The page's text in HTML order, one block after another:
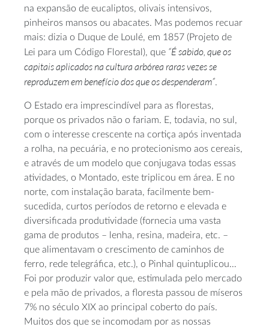
na expansão de eucaliptos, olivais intensivos,
pinheiros mansos ou abacates. Mas podemos recuar
mais: dizia o Duque de Loulé, em 1857 (Projeto de
Lei para um Código Florestal), que “É sabido, que os
capitais aplicados na cultura arbórea raras vezes se
reproduzem em benefício dos que os despenderam”.
O Estado era imprescindível para as florestas,
porque os privados não o fariam. E, todavia, no sul,
com o interesse crescente na cortiça após inventada
a rolha, na pecuária, e no protecionismo aos cereais,
e através de um modelo que conjugava todas essas
atividades, o Montado, este triplicou em área. E no
norte, com instalação barata, facilmente bem-
sucedida, curtos períodos de retorno e elevada e
diversificada produtividade (fornecia uma vasta
gama de produtos – lenha, resina, madeira, etc. –
que alimentavam o crescimento de caminhos de
ferro, rede telegráfica, etc.), o Pinhal quintuplicou…
Foi por produzir valor que, estimulada pelo mercado
e pela mão de privados, a floresta passou de míseros
7% no século XIX ao principal coberto do país.
Muitos dos que se incomodam por as nossas